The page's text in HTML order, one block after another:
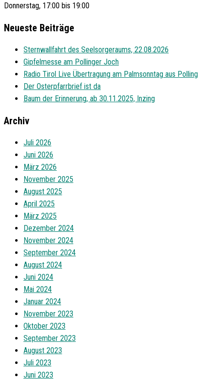
Donnerstag, 17:00 bis 19:00
Neueste Beiträge
Sternwallfahrt des Seelsorgeraums, 22.08.2026
Gipfelmesse am Pollinger Joch
Radio Tirol Live Übertragung am Palmsonntag aus Polling
Der Osterpfarrbrief ist da
Baum der Erinnerung, ab 30.11.2025, Inzing
Archiv
Juli 2026
Juni 2026
März 2026
November 2025
August 2025
April 2025
März 2025
Dezember 2024
November 2024
September 2024
August 2024
Juni 2024
Mai 2024
Januar 2024
November 2023
Oktober 2023
September 2023
August 2023
Juli 2023
Juni 2023